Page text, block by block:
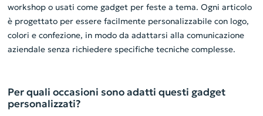
workshop o usati come gadget per feste a tema. Ogni articolo
è progettato per essere facilmente personalizzabile con logo,
colori e confezione, in modo da adattarsi alla comunicazione
aziendale senza richiedere specifiche tecniche complesse.
Per quali occasioni sono adatti questi gadget
personalizzati?